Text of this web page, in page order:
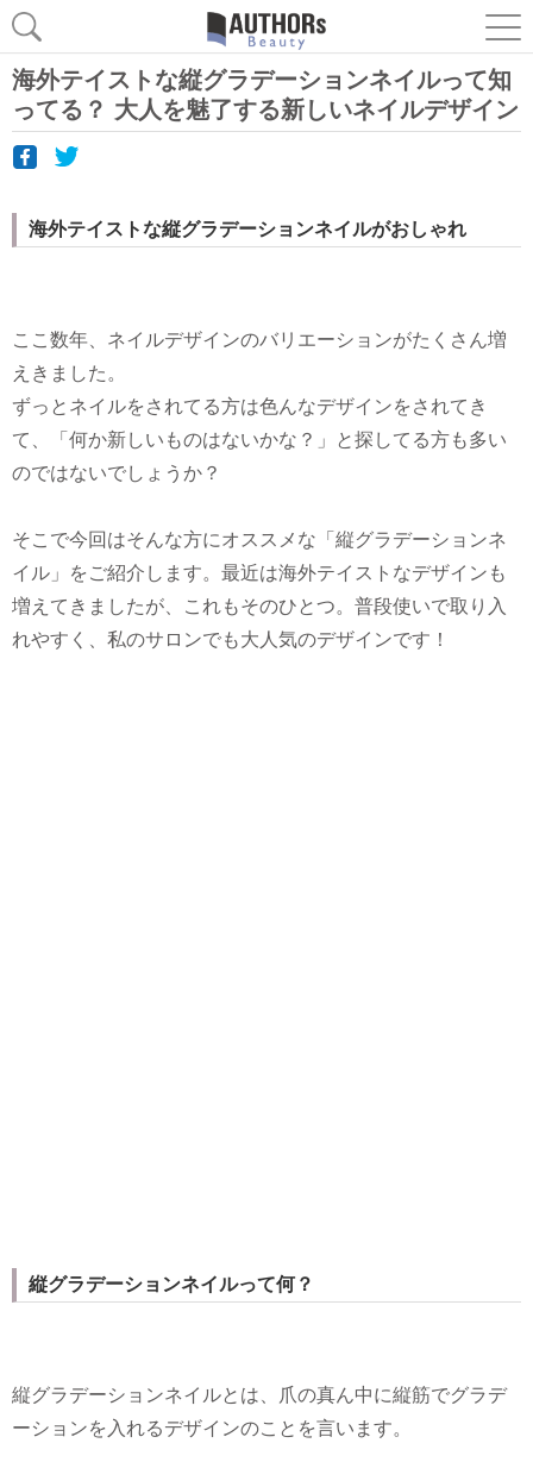
海外テイストな縦グラデーションネイルって知
ってる？ 大人を魅了する新しいネイルデザイン
海外テイストな縦グラデーションネイルがおしゃれ
ここ数年、ネイルデザインのバリエーションがたくさん増
えきました。
ずっとネイルをされてる方は色んなデザインをされてき
て、「何か新しいものはないかな？」と探してる方も多い
のではないでしょうか？
そこで今回はそんな方にオススメな「縦グラデーションネ
イル」をご紹介します。最近は海外テイストなデザインも
増えてきましたが、これもそのひとつ。普段使いで取り入
れやすく、私のサロンでも大人気のデザインです！
縦グラデーションネイルって何？
縦グラデーションネイルとは、爪の真ん中に縦筋でグラデ
ーションを入れるデザインのことを言います。